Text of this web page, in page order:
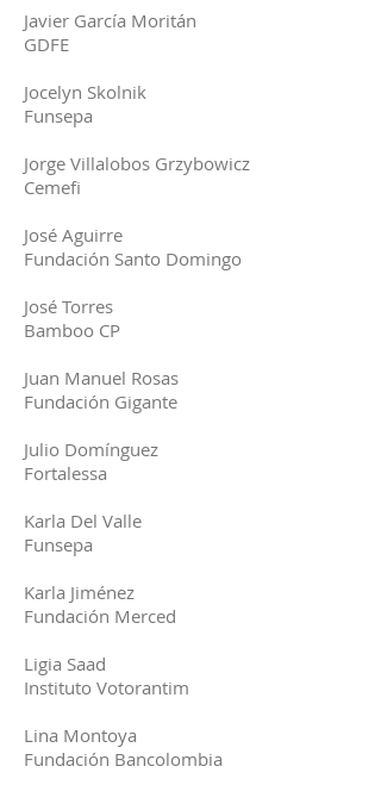
Javier García Moritán
GDFE
Jocelyn Skolnik
Funsepa
Jorge Villalobos Grzybowicz
Cemefi
José Aguirre
Fundación Santo Domingo
José Torres
Bamboo CP
Juan Manuel Rosas
Fundación Gigante
Julio Domínguez
Fortalessa
Karla Del Valle
Funsepa
Karla Jiménez
Fundación Merced
Ligia Saad
Instituto Votorantim
Lina Montoya
Fundación Bancolombia